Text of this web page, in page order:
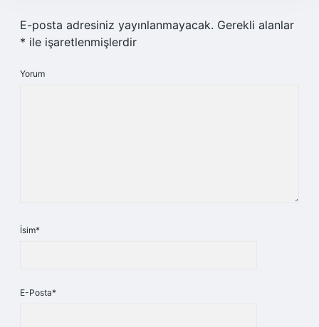
E-posta adresiniz yayınlanmayacak. Gerekli alanlar
* ile işaretlenmişlerdir
Yorum
İsim*
E-Posta*